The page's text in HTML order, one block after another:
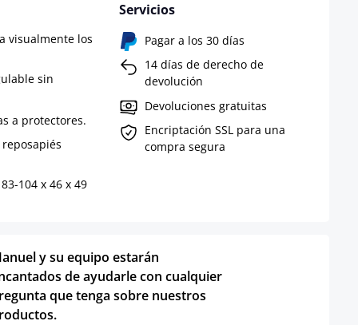
visualmente los
sin
a protectores.
104 x 46 x 49
Servicios
Pagar a los 30 días
14 días de derecho de
devolución
Devoluciones gratuitas
Encriptación SSL para una
compra segura
y su equipo estarán
de ayudarle con cualquier
que tenga sobre nuestros